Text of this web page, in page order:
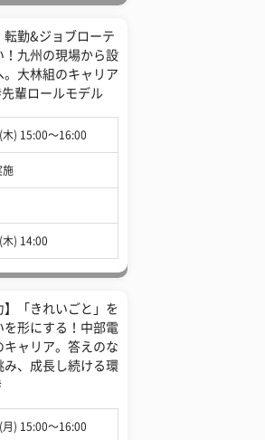
転勤&ジョブローテ
！九州の現場から設
。大林組のキャリア
輩ロールモデル
) 15:00〜16:00
施
) 14:00
】「きれいごと」を
を形にする！中部電
キャリア。答えのな
み、成長し続ける環
) 15:00〜16:00